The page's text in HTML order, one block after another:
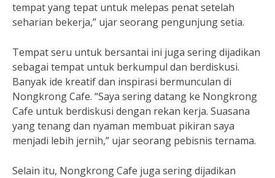
tempat yang tepat untuk melepas penat setelah
seharian bekerja,” ujar seorang pengunjung setia.
Tempat seru untuk bersantai ini juga sering dijadikan
sebagai tempat untuk berkumpul dan berdiskusi.
Banyak ide kreatif dan inspirasi bermunculan di
Nongkrong Cafe. “Saya sering datang ke Nongkrong
Cafe untuk berdiskusi dengan rekan kerja. Suasana
yang tenang dan nyaman membuat pikiran saya
menjadi lebih jernih,” ujar seorang pebisnis ternama.
Selain itu, Nongkrong Cafe juga sering dijadikan